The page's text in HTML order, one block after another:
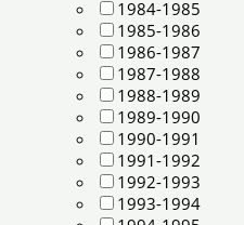
1984-1985
1985-1986
1986-1987
1987-1988
1988-1989
1989-1990
1990-1991
1991-1992
1992-1993
1993-1994